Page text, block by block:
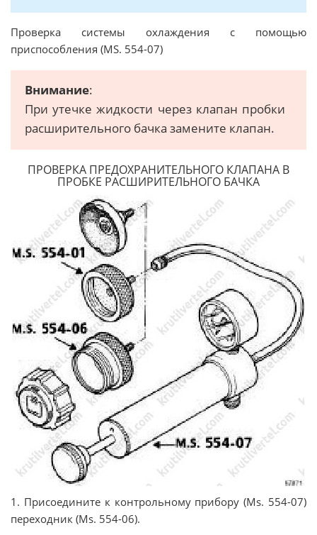
Проверка системы охлаждения с помощью
приспособления (MS. 554-07)
Внимание:
При утечке жидкости через клапан пробки
расширительного бачка замените клапан.
ПРОВЕРКА ПРЕДОХРАНИТЕЛЬНОГО КЛАПАНА В
ПРОБКЕ РАСШИРИТЕЛЬНОГО БАЧКА
1. Присоедините к контрольному прибору (Ms. 554-07)
переходник (Ms. 554-06).